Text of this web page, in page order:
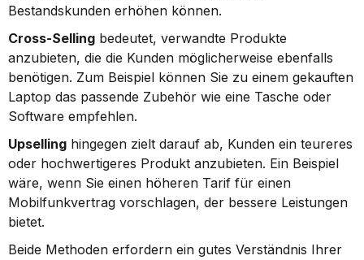
Bestandskunden erhöhen können.
Cross-Selling bedeutet, verwandte Produkte
anzubieten, die die Kunden möglicherweise ebenfalls
benötigen. Zum Beispiel können Sie zu einem gekauften
Laptop das passende Zubehör wie eine Tasche oder
Software empfehlen.
Upselling hingegen zielt darauf ab, Kunden ein teureres
oder hochwertigeres Produkt anzubieten. Ein Beispiel
wäre, wenn Sie einen höheren Tarif für einen
Mobilfunkvertrag vorschlagen, der bessere Leistungen
bietet.
Beide Methoden erfordern ein gutes Verständnis Ihrer